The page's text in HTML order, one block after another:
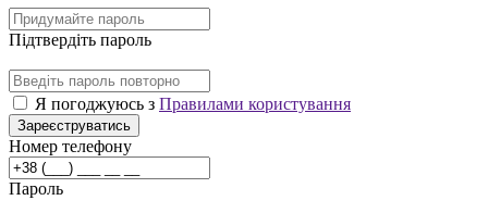
Підтвердіть пароль
Я погоджуюсь з Правилами користування
Зареєструватись
Номер телефону
Пароль